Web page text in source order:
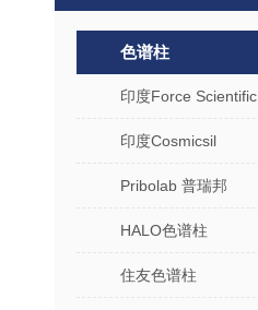
色谱柱
印度Force Scientific
印度Cosmicsil
Pribolab 普瑞邦
HALO色谱柱
住友色谱柱